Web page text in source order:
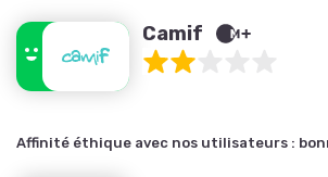
Camif
Affinité éthique avec nos utilisateurs :